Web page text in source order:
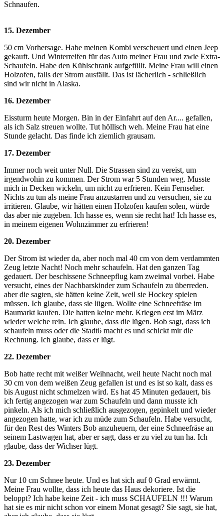
Schnaufen.
15. Dezember
50 cm Vorhersage. Habe meinen Kombi verscheuert und einen Jeep
gekauft. Und Winterreifen für das Auto meiner Frau und zwie Extra-
Schaufeln. Habe den Kühlschrank aufgefüllt. Meine Frau will einen
Holzofen, falls der Strom ausfällt. Das ist lächerlich - schließlich
sind wir nicht in Alaska.
16. Dezember
Eissturm heute Morgen. Bin in der Einfahrt auf den Ar.... gefallen,
als ich Salz streuen wollte. Tut höllisch weh. Meine Frau hat eine
Stunde gelacht. Das finde ich ziemlich grausam.
17. Dezember
Immer noch weit unter Null. Die Strassen sind zu vereist, um
irgendwohin zu kommen. Der Strom war 5 Stunden weg. Musste
mich in Decken wickeln, um nicht zu erfrieren. Kein Fernseher.
Nichts zu tun als meine Frau anzustarren und zu versuchen, sie zu
irritieren. Glaube, wir hätten einen Holzofen kaufen solen, würde
das aber nie zugeben. Ich hasse es, wenn sie recht hat! Ich hasse es,
in meinem eigenen Wohnzimmer zu erfrieren!
20. Dezember
Der Strom ist wieder da, aber noch mal 40 cm von dem verdammten
Zeug letzte Nacht! Noch mehr schaufeln. Hat den ganzen Tag
gedauert. Der beschissene Schneepflug kam zweimal vorbei. Habe
versucht, eines der Nachbarskinder zum Schaufeln zu überreden.
aber die sagten, sie hätten keine Zeit, weil sie Hockey spielen
müssen. Ich glaube, dass sie lügen. Wollte eine Schneefräse im
Baumarkt kaufen. Die hatten keine mehr. Kriegen erst im März
wieder welche rein. Ich glaube, dass die lügen. Bob sagt, dass ich
schaufeln muss oder die Stadt6 macht es und schickt mir die
Rechnung. Ich glaube, dass er lügt.
22. Dezember
Bob hatte recht mit weißer Weihnacht, weil heute Nacht noch mal
30 cm von dem weißen Zeug gefallen ist und es ist so kalt, dass es
bis August nicht schmelzen wird. Es hat 45 Minuten gedauert, bis
ich fertig angezogen war zum Schaufeln und dann musste ich
pinkeln. Als ich mich schließlich ausgezogen, gepinkelt und wieder
angezogen hatte, war ich zu müde zum Schaufeln. Habe versucht,
für den Rest des Winters Bob anzuheuern, der eine Schneefräse an
seinem Lastwagen hat, aber er sagt, dass er zu viel zu tun ha. Ich
glaube, dass der Wichser lügt.
23. Dezember
Nur 10 cm Schnee heute. Und es hat sich auf 0 Grad erwärmt.
Meine Frau wollte, dass ich heute das Haus dekoriere. Ist die
beloppt? Ich habe keine Zeit - ich muss SCHAUFELN !!! Warum
hat sie es mir nicht schon vor einem Monat gesagt? Sie sagt, sie hat,